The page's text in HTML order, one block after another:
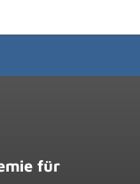
für